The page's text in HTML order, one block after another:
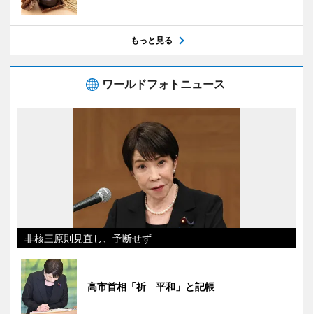
もっと見る
ワールドフォトニュース
非核三原則見直し、予断せず
高市首相「祈 平和」と記帳